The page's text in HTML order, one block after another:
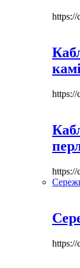
https://
https://
https://
https://